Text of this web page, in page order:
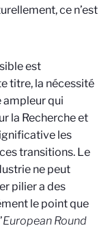
ce n’est
est
titre, la nécessité
ampleur qui
la Recherche et
les
transitions. Le
ne peut
pilier a des
le point que
European Round